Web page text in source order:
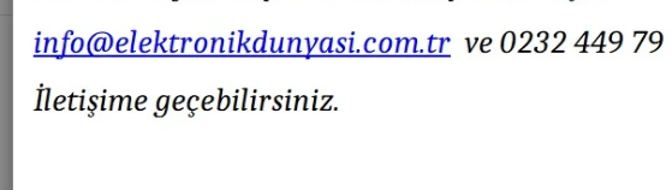
CNTD CZ-3113 Kauçuk Korumalı Ters Makaralı Pimli